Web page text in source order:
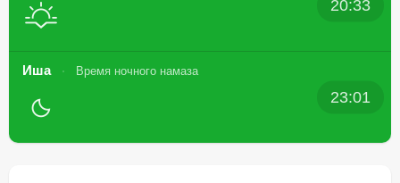
20:33
Иша Время ночного намаза
23:01